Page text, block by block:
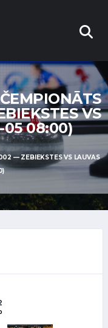
VS
05 08:00)
— ZEBIEKSTES VS LAUVAS